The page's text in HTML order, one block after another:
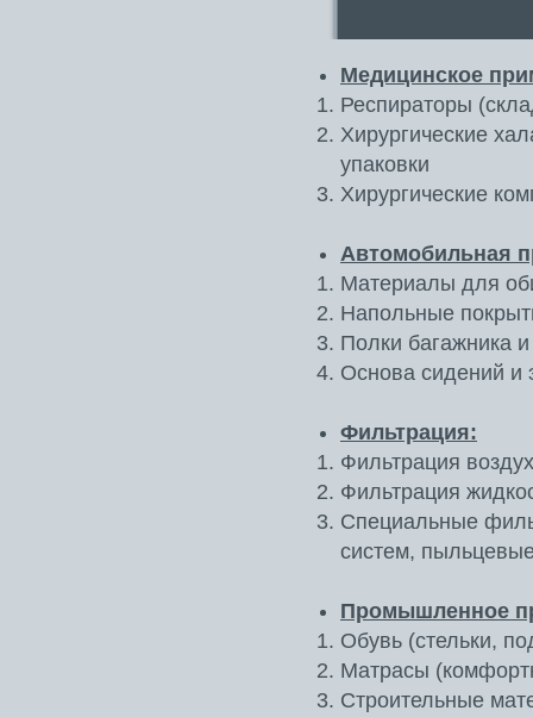
Медицинское
Респираторы
Хирургические
упаковки
Хирургические
Автомобильная
Материалы для
Напольные
Полки багажника и
Основа сидений и
Фильтрация:
Фильтрация
Фильтрация
Специальные
систем,
Промышленное
Обувь (стельки,
Матрасы
Строительные